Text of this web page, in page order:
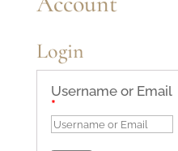
Login
Username or Email
*